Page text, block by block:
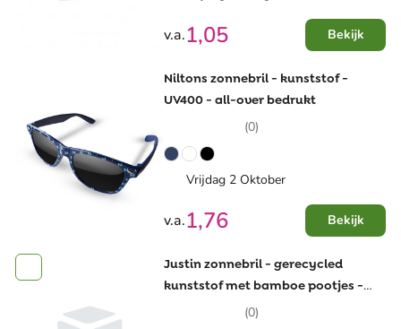
v.a.1,05 Bekijk
Niltons zonnebril - kunststof -
UV400 - all-over bedrukt
(0)
Vrijdag 2 Oktober
v.a.1,76 Bekijk
Justin zonnebril - gerecycled
kunststof met bamboe pootjes -
(0)